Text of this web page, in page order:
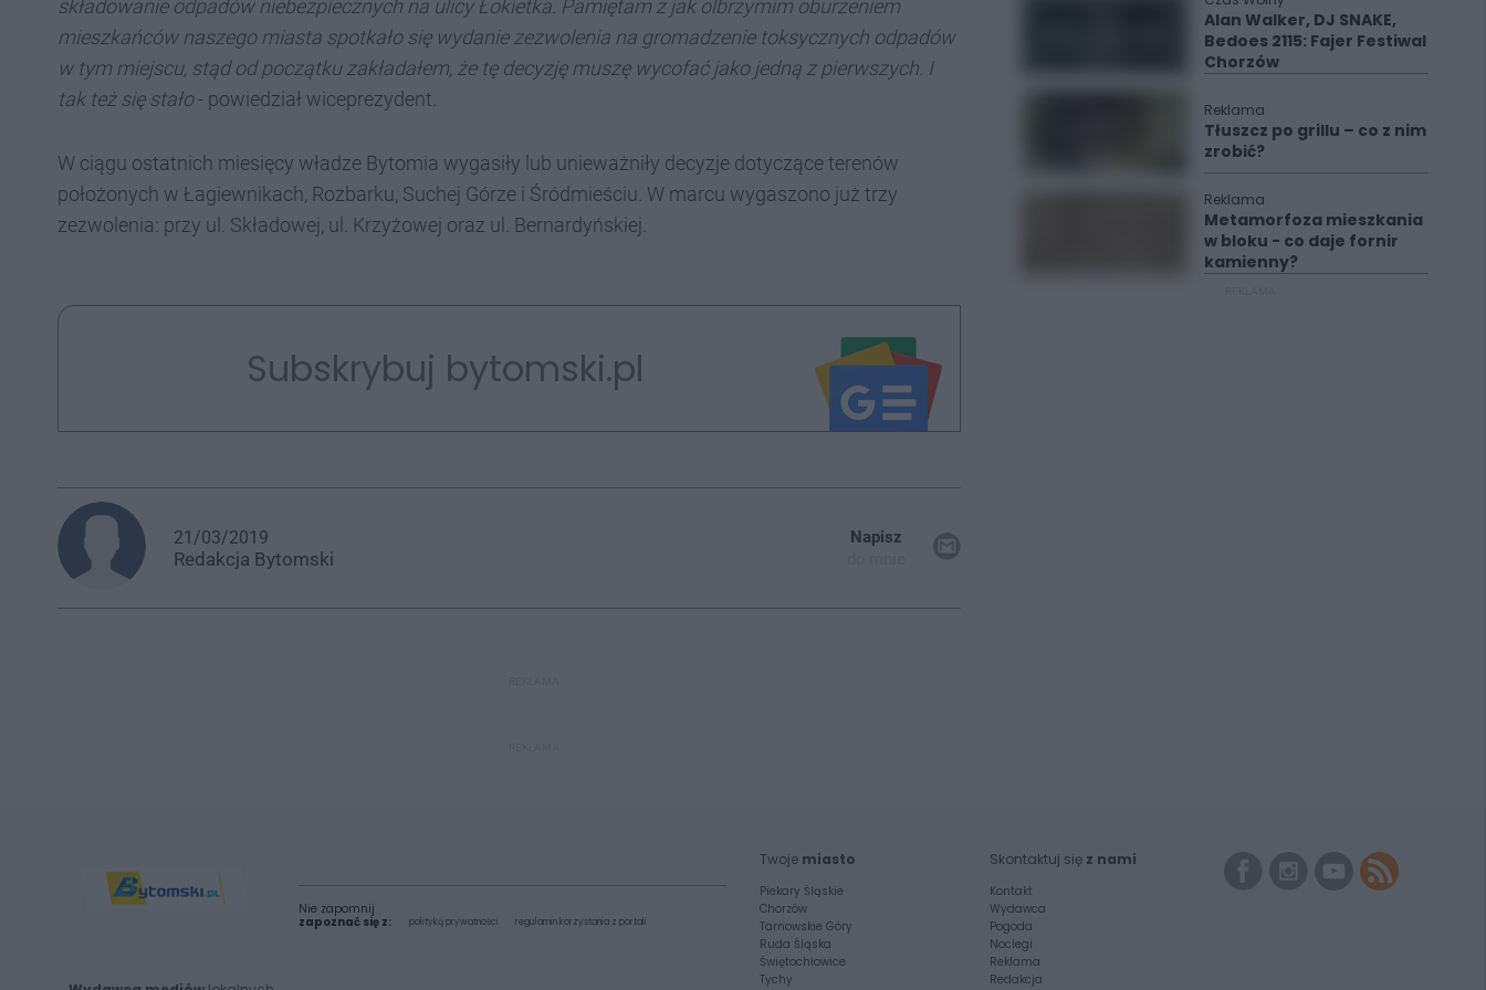
składowanie odpadów niebezpiecznych na ulicy Łokietka. Pamiętam z jak olbrzymim oburzeniem
mieszkańców naszego miasta spotkało się wydanie zezwolenia na gromadzenie toksycznych odpadów
w tym miejscu, stąd od początku zakładałem, że tę decyzję muszę wycofać jako jedną z pierwszych. I
tak też się stało- powiedział wiceprezydent.
W ciągu ostatnich miesięcy władze Bytomia wygasiły lub unieważniły decyzje dotyczące terenów
położonych w Łagiewnikach, Rozbarku, Suchej Górze i Śródmieściu. W marcu wygaszono już trzy
zezwolenia: przy ul. Składowej, ul. Krzyżowej oraz ul. Bernardyńskiej.
Subskrybuj bytomski.pl
21/03/2019
Redakcja Bytomski
Napisz
Alan Walker, DJ SNAKE,
Bedoes 2115: Fajer Festiwal
Chorzów
Reklama
Tłuszcz po grillu – co z nim
zrobić?
Reklama
Metamorfoza mieszkania
w bloku - co daje fornir
kamienny?
Nie zapomnij
zapoznać się z:
polityką prywatności regulamin korzystania z portali
Twoje miasto
Piekary Śląskie
Chorzów
Tarnowskie Góry
Ruda Śląska
Świętochłowice
Tychy
Skontaktuj się z nami
Kontakt
Wydawca
Pogoda
Noclegi
Reklama
Redakcja